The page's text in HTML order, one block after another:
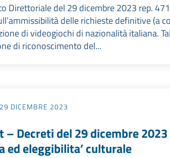
Direttoriale del 29 dicembre 2023 rep.
delle richieste definitive (a
di videogiochi di nazionalità italiana.
di riconoscimento del...
DICEMBRE 2023
– Decreti del 29 dicembre
ed eleggibilita’ culturale